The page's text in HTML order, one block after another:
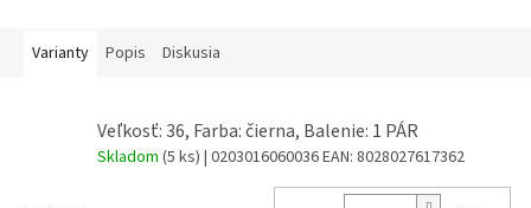
Varianty Popis Diskusia
Veľkosť: 36, Farba: čierna, Balenie: 1 PÁR
Skladom (5 ks) | 0203016060036EAN: 8028027617362